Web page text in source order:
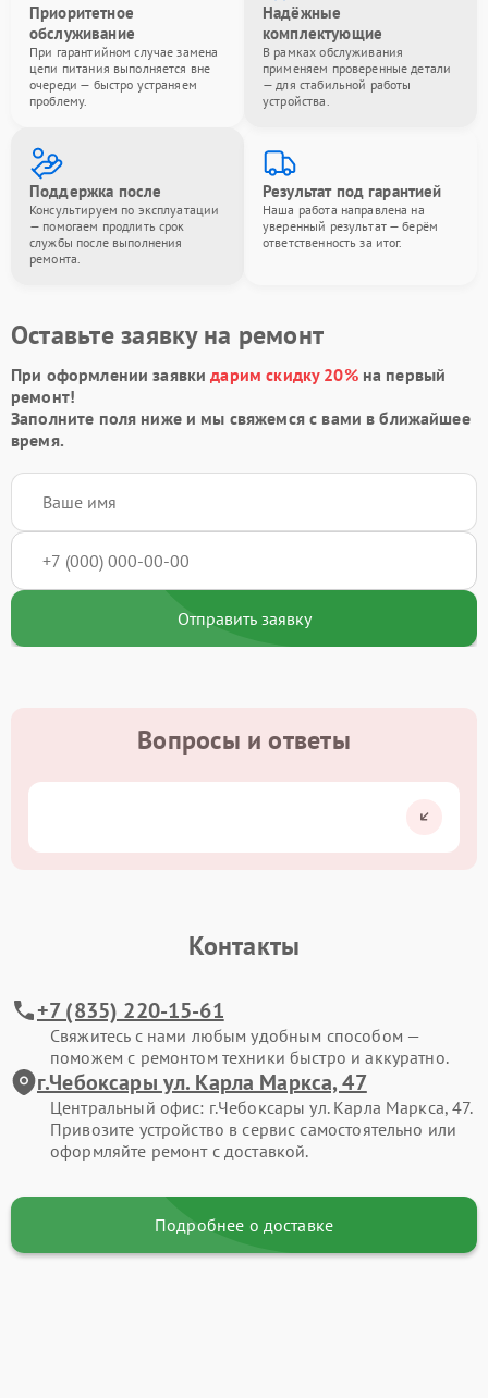
Приоритетное
обслуживание
При гарантийном случае замена
цепи питания выполняется вне
очереди — быстро устраняем
проблему.
Надёжные
комплектующие
В рамках обслуживания
применяем проверенные детали
— для стабильной работы
устройства.
Поддержка после
Консультируем по эксплуатации
— помогаем продлить срок
службы после выполнения
ремонта.
Результат под гарантией
Наша работа направлена на
уверенный результат — берём
ответственность за итог.
Оставьте заявку на ремонт
При оформлении заявкидарим скидку 20%на первый
ремонт!
Заполните поля ниже и мы свяжемся с вами в ближайшее
время.
Отправить заявку
Вопросы и ответы
Контакты
+7 (835) 220-15-61
Свяжитесь с нами любым удобным способом —
поможем с ремонтом техники быстро и аккуратно.
г.Чебоксары ул. Карла Маркса, 47
Центральный офис: г.Чебоксары ул. Карла Маркса, 47.
Привозите устройство в сервис самостоятельно или
оформляйте ремонт с доставкой.
Подробнее о доставке